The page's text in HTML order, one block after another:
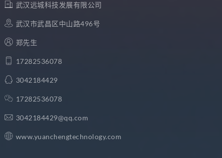
武汉远城科技发展有限公司
武汉市武昌区中山路496号
郑先生
17282536078
3042184429
17282536078
3042184429@qq.com
www.yuanchengtechnology.com